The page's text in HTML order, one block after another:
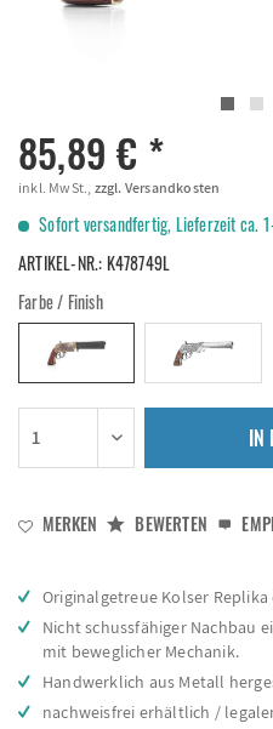
85,89 € *
inkl. MwSt., zzgl. Versandkosten
Sofort versandfertig, Lieferzeit ca.
ARTIKEL-NR.:K478749L
Farbe / Finish
IN
MERKEN BEWERTEN
Originalgetreue Kolser
Nicht schussfähiger Nachbau
mit beweglicher Mechanik.
Handwerklich aus Metall
nachweisfrei erhältlich /